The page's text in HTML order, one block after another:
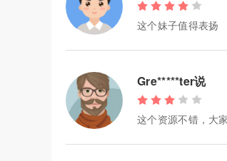
这个妹子值得表扬
Gre*****ter说
这个资源不错，大